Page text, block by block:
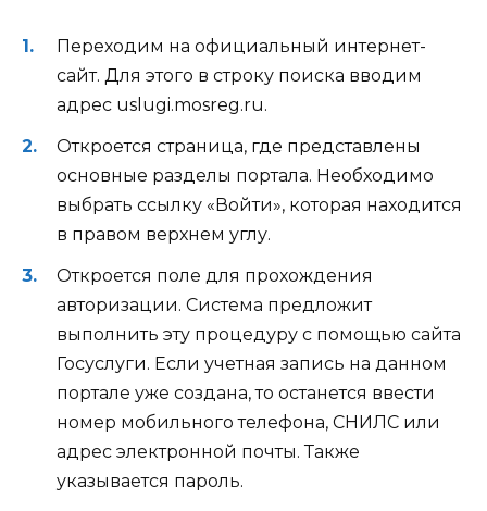
Переходим на официальный интернет-
сайт. Для этого в строку поиска вводим
адрес uslugi.mosreg.ru.
Откроется страница, где представлены
основные разделы портала. Необходимо
выбрать ссылку «Войти», которая находится
в правом верхнем углу.
Откроется поле для прохождения
авторизации. Система предложит
выполнить эту процедуру с помощью сайта
Госуслуги. Если учетная запись на данном
портале уже создана, то останется ввести
номер мобильного телефона, СНИЛС или
адрес электронной почты. Также
указывается пароль.